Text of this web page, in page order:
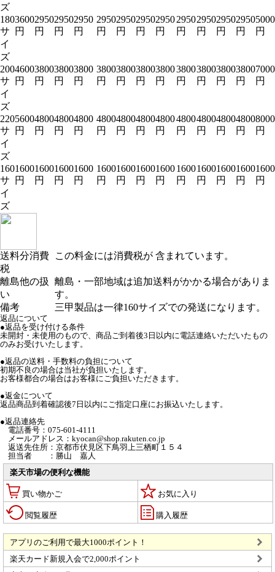
ズ
180
サ
イ
ズ
3600
円
2950
円
2950
円
2950
円
2950
円
2950
円
2950
円
2950
円
2950
円
2950
円
2950
円
2950
円
5000
円
200
サ
イ
ズ
4600
円
3800
円
3800
円
3800
円
3800
円
3800
円
3800
円
3800
円
3800
円
3800
円
3800
円
3800
円
7000
円
220
サ
イ
ズ
5600
円
4800
円
4800
円
4800
円
4800
円
4800
円
4800
円
4800
円
4800
円
4800
円
4800
円
4800
円
8000
円
160
サ
イ
ズ
1600
円
1600
円
1600
円
1600
円
1600
円
1600
円
1600
円
1600
円
1600
円
1600
円
1600
円
1600
円
1600
円
送料分消費
税
この料金には消費税が 含まれています。
離島他の扱
い
離島・一部地域は追加送料がかかる場合がありま
す。
備考
三甲製品は一律160サイズでの発送になります。
返品について
●返品を受け付ける条件
未開封・未使用のもので、商品ご到着後3日以内に電話連絡いただいたもの
のみお受けいたします。
●返品の送料・手数料の負担について
初期不良の場合は当社が負担いたします。
お客様都合の場合はお客様にご負担いただきます。
●返金について
返品商品到着確認後7日以内にご指定口座にお振込いたします。
●返品連絡先
電話番号：075-601-4111
メールアドレス：kyocan@shop.rakuten.co.jp
返送先住所：京都市伏見区下鳥羽上三栖町１５４
担当者 ：勝山 嘉人
楽天市場の便利な機能
買い物かご お気に入り
閲覧履歴 購入履歴
アプリのご利用で最大1000ポイント！
楽天カード新規入会で2,000ポイント